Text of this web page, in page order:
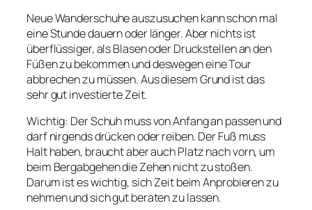
Neue Wanderschuhe auszusuchen kann schon mal
eine Stunde dauern oder länger. Aber nichts ist
überflüssiger, als Blasen oder Druckstellen an den
Füßen zu bekommen und deswegen eine Tour
abbrechen zu müssen. Aus diesem Grund ist das
sehr gut investierte Zeit.
Wichtig: Der Schuh muss von Anfang an passen und
darf nirgends drücken oder reiben. Der Fuß muss
Halt haben, braucht aber auch Platz nach vorn, um
beim Bergabgehen die Zehen nicht zu stoßen.
Darum ist es wichtig, sich Zeit beim Anprobieren zu
nehmen und sich gut beraten zu lassen.